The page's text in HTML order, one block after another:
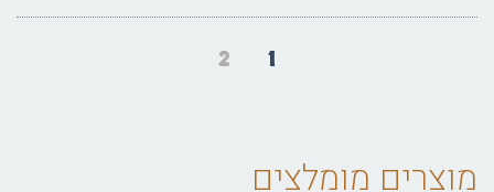
1
2
מוצרים מומלצים